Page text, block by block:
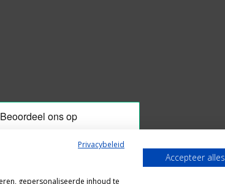
Privacybeleid
gepersonaliseerde inhoud te
Accepteer alles